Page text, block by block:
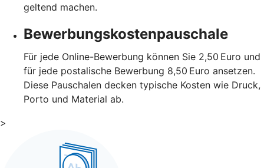
geltend machen.
Bewerbungskostenpauschale
Für jede Online-Bewerbung können Sie 2,50 Euro und
für jede postalische Bewerbung 8,50 Euro ansetzen.
Diese Pauschalen decken typische Kosten wie Druck,
Porto und Material ab.
>